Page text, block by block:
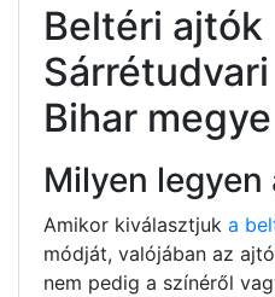
Beltéri ajtók
Bihar megye
Milyen
Amikor kiválasztjuk a
módját, valójában az
nem pedig a színéről